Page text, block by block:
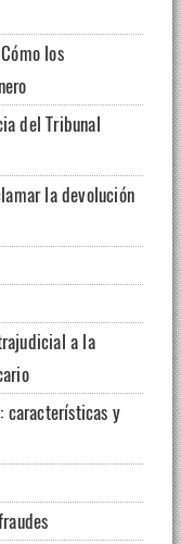
los
del Tribunal
la devolución
a la
características y